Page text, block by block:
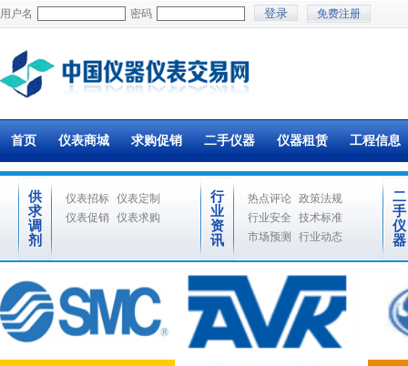
用户名 密码 免费注册
首页 仪表商城 求购促销 二手仪器 仪器租赁 工程信息
供
求
调
剂
仪表招标 仪表定制
仪表促销
仪表求购
行
业
资
讯
热点评论 政策法规
行业安全
技术标准
市场预测
行业动态
二
手
仪
器